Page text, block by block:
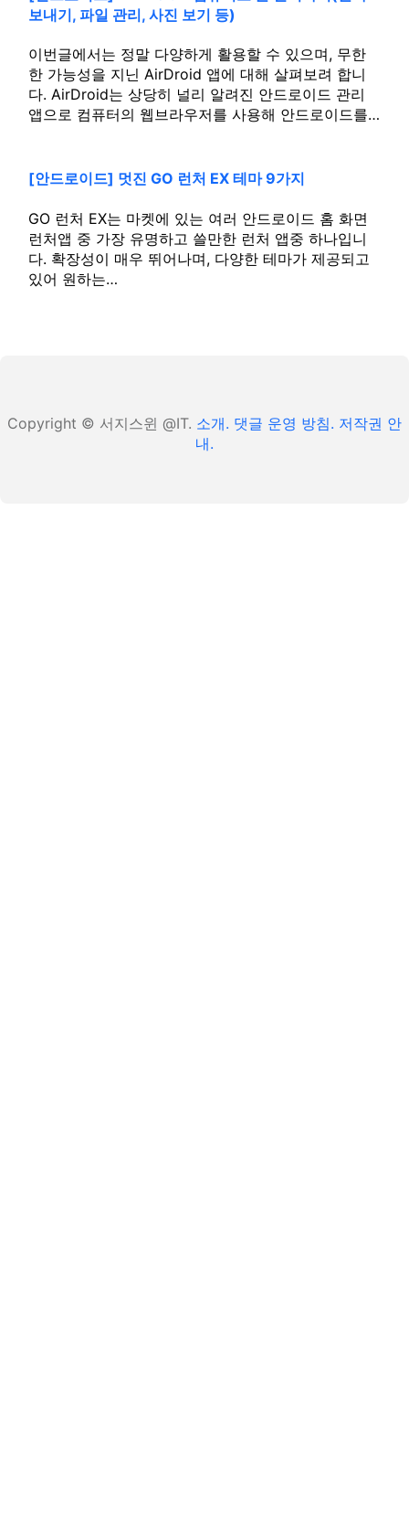
보내기, 파일 관리, 사진 보기 등)
이번글에서는 정말 다양하게 활용할 수 있으며, 무한
한 가능성을 지닌 AirDroid 앱에 대해 살펴보려 합니
다. AirDroid는 상당히 널리 알려진 안드로이드 관리
앱으로 컴퓨터의 웹브라우저를 사용해 안드로이드를…
[안드로이드] 멋진 GO 런처 EX 테마 9가지
GO 런처 EX는 마켓에 있는 여러 안드로이드 홈 화면
런처앱 중 가장 유명하고 쓸만한 런처 앱중 하나입니
다. 확장성이 매우 뛰어나며, 다양한 테마가 제공되고
있어 원하는…
Copyright © 서지스윈 @IT. 소개. 댓글 운영 방침. 저작권 안
내.